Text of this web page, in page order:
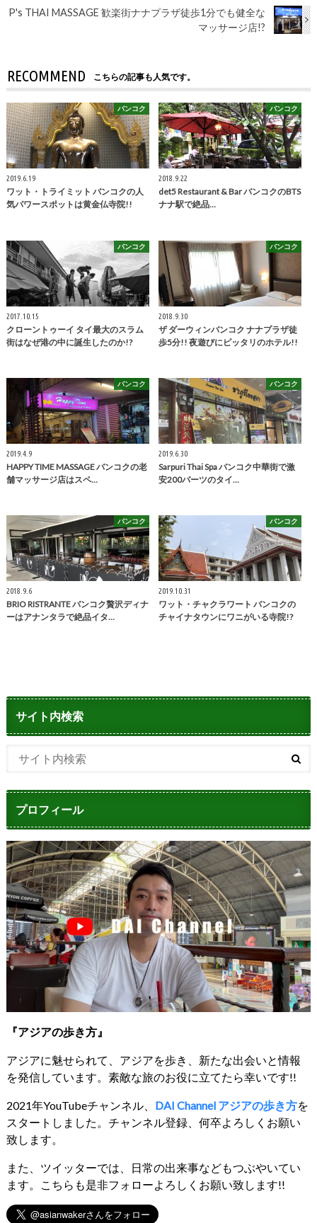
P's THAI MASSAGE 歓楽街ナナプラザ徒歩1分でも健全な
マッサージ店!?
RECOMMEND こちらの記事も人気です。
バンコク
2019.6.19
ワット・トライミット バンコクの人
気パワースポットは黄金仏寺院!!
バンコク
2018.9.22
det5 Restaurant & Bar バンコクのBTS
ナナ駅で絶品…
バンコク
2017.10.15
クローントゥーイ タイ最大のスラム
街はなぜ港の中に誕生したのか!?
バンコク
2018.9.30
ザ ダーウィンバンコク ナナプラザ徒
歩5分!! 夜遊びにピッタリのホテル!!
バンコク
2019.4.9
HAPPY TIME MASSAGE バンコクの老
舗マッサージ店はスペ…
バンコク
2019.6.30
Sarpuri Thai Spa バンコク中華街で激
安200バーツのタイ…
バンコク
2018.9.6
BRIO RISTRANTE バンコク贅沢ディナ
ーはアナンタラで絶品イタ…
バンコク
2019.10.31
ワット・チャクラワート バンコクの
チャイナタウンにワニがいる寺院!?
サイト内検索
プロフィール
『アジアの歩き方』
アジアに魅せられて、アジアを歩き、新たな出会いと情報
を発信しています。素敵な旅のお役に立てたら幸いです!!
2021年YouTubeチャンネル、 DAI Channel アジアの歩き方を
スタートしました。チャンネル登録、何卒よろしくお願い
致します。
また、ツイッターでは、日常の出来事などもつぶやいてい
ます。こちらも是非フォローよろしくお願い致します!!